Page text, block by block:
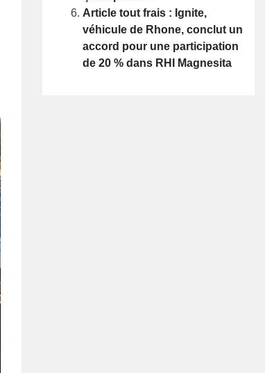
Article tout frais : Ignite,
véhicule de Rhone, conclut un
accord pour une participation
de 20 % dans RHI Magnesita